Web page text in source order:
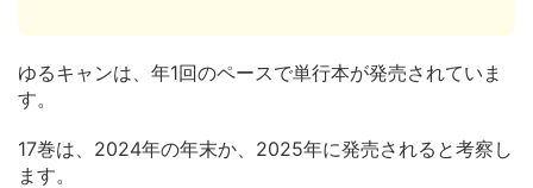
ゆるキャンは、年1回のペースで単行本が発売されていま
す。
17巻は、2024年の年末か、2025年に発売されると考察し
ます。